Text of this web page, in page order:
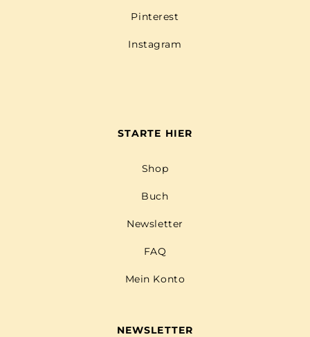
Pinterest
Instagram
STARTE HIER
Shop
Buch
Newsletter
FAQ
Mein Konto
NEWSLETTER